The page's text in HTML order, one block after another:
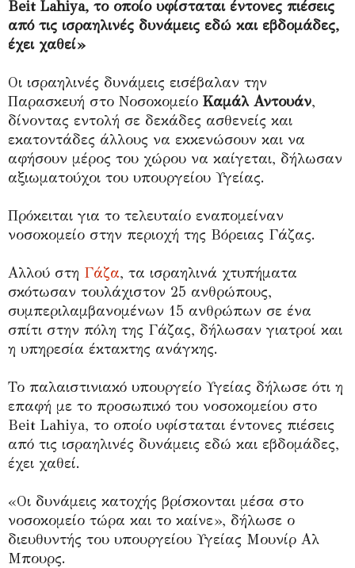
Beit Lahiya, το οποίο υφίσταται έντονες πιέσεις
από τις ισραηλινές δυνάμεις εδώ και εβδομάδες,
έχει χαθεί»
Οι ισραηλινές δυνάμεις εισέβαλαν την
Παρασκευή στο Νοσοκομείο Καμάλ Αντουάν,
δίνοντας εντολή σε δεκάδες ασθενείς και
εκατοντάδες άλλους να εκκενώσουν και να
αφήσουν μέρος του χώρου να καίγεται, δήλωσαν
αξιωματούχοι του υπουργείου Υγείας.
Πρόκειται για το τελευταίο εναπομείναν
νοσοκομείο στην περιοχή της Βόρειας Γάζας.
Αλλού στη Γάζα, τα ισραηλινά χτυπήματα
σκότωσαν τουλάχιστον 25 ανθρώπους,
συμπεριλαμβανομένων 15 ανθρώπων σε ένα
σπίτι στην πόλη της Γάζας, δήλωσαν γιατροί και
η υπηρεσία έκτακτης ανάγκης.
Το παλαιστινιακό υπουργείο Υγείας δήλωσε ότι η
επαφή με το προσωπικό του νοσοκομείου στο
Beit Lahiya, το οποίο υφίσταται έντονες πιέσεις
από τις ισραηλινές δυνάμεις εδώ και εβδομάδες,
έχει χαθεί.
«Οι δυνάμεις κατοχής βρίσκονται μέσα στο
νοσοκομείο τώρα και το καίνε», δήλωσε ο
διευθυντής του υπουργείου Υγείας Μουνίρ Αλ
Μπουρς.